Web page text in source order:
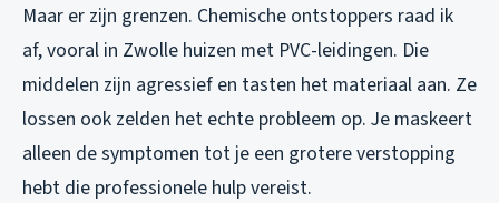
Maar er zijn grenzen. Chemische ontstoppers raad ik
af, vooral in Zwolle huizen met PVC-leidingen. Die
middelen zijn agressief en tasten het materiaal aan. Ze
lossen ook zelden het echte probleem op. Je maskeert
alleen de symptomen tot je een grotere verstopping
hebt die professionele hulp vereist.